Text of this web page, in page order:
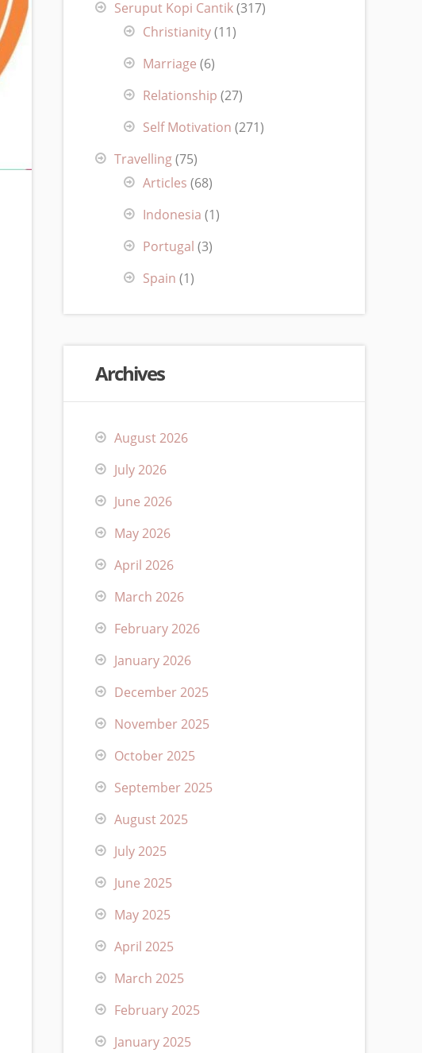
Seruput Kopi Cantik(317)
Christianity(11)
Marriage (6)
Relationship (27)
Self Motivation (271)
Travelling(75)
Articles (68)
Indonesia (1)
Portugal (3)
Spain (1)
Archives
August 2026
July 2026
June 2026
May 2026
April 2026
March 2026
February 2026
January 2026
December 2025
November 2025
October 2025
September 2025
August 2025
July 2025
June 2025
May 2025
April 2025
March 2025
February 2025
January 2025